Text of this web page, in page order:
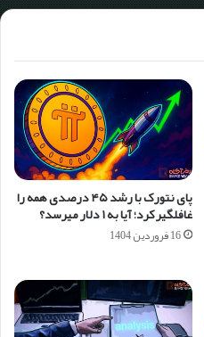
پای نتورک با رشد ۴۵ درصدی همه را
غافلگیر کرد؛ آیا به ۱ دلار می‎رسد؟
16 فروردین 1404